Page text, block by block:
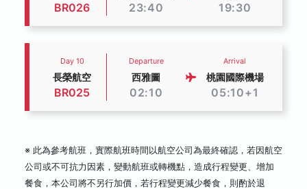
BR026 23:40 19:30
Day 10
長榮航空
BR025
Departure
西雅圖
02:10
Arrival
桃園國際機場
05:10+1
※ 此為參考航班，實際航班時間以航空公司為最終確認，若因航空
公司或不可抗力因素，變動航班或轉機點，造成行程變更、增加
餐食，本公司將不另行加價，若行程變更減少餐食，則酌於退